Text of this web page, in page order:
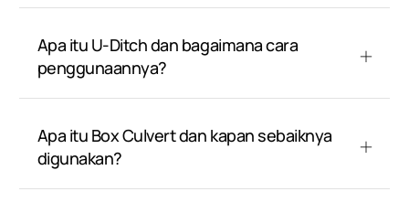
Apa itu U-Ditch dan bagaimana cara
penggunaannya?
Apa itu Box Culvert dan kapan sebaiknya
digunakan?